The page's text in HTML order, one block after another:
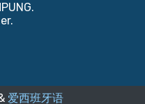
.
爱西班牙语